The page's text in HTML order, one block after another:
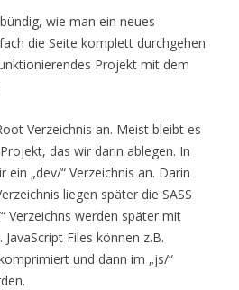
wie man ein neues
die Seite komplett durchgehen
Projekt mit dem
Verzeichnis an. Meist bleibt es
das wir darin ablegen. In
„dev/“ Verzeichnis an. Darin
liegen später die SASS
Verzeichns werden später mit
Files können z.B.
und dann im „js/“